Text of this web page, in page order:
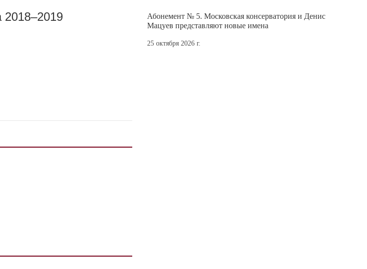
Абонемент № 5. Московская консерватория и Денис
Мацуев представляют новые имена
25 октября 2026 г.